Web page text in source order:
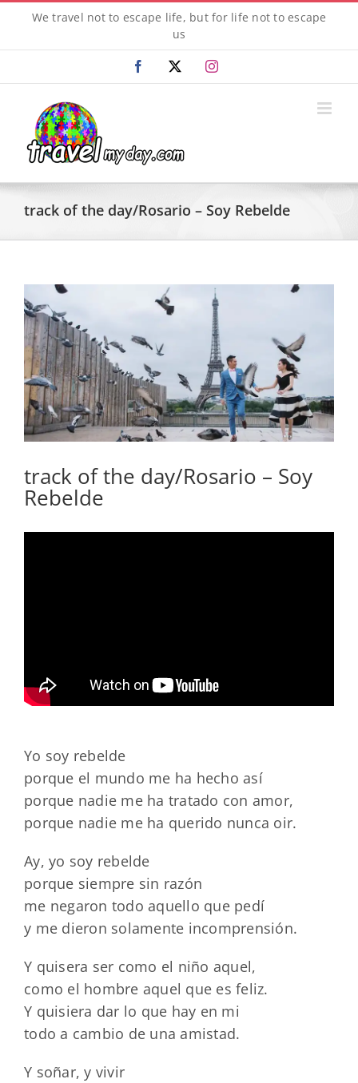
content
We travel not to escape life, but for life not to escape
us
Facebook Instagram
track of the day/Rosario – Soy Rebelde
View
Larger
Image
track of the day/Rosario – Soy
Rebelde
Yo soy rebelde
porque el mundo me ha hecho así
porque nadie me ha tratado con amor,
porque nadie me ha querido nunca oir.
Ay, yo soy rebelde
porque siempre sin razón
me negaron todo aquello que pedí
y me dieron solamente incomprensión.
Y quisera ser como el niño aquel,
como el hombre aquel que es feliz.
Y quisiera dar lo que hay en mi
todo a cambio de una amistad.
Y soñar, y vivir